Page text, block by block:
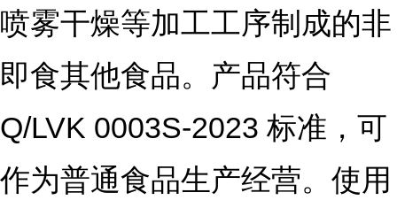
喷雾干燥等加工工序制成的非
即食其他食品。产品符合
Q/LVK 0003S-2023 标准，可
作为普通食品生产经营。使用